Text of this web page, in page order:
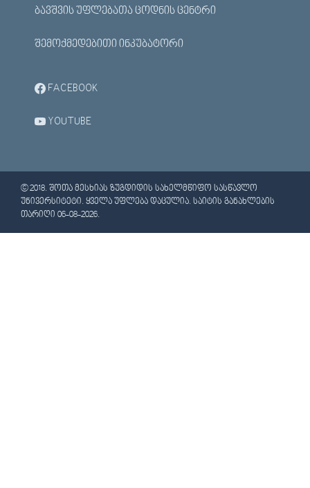
ᲑᲐᲕᲨᲕᲘᲡ ᲣᲤᲚᲔᲑᲐᲗᲐ ᲪᲝᲓᲜᲘᲡ ᲪᲔᲜᲢᲠᲘ
ᲨᲔᲛᲝᲥᲛᲔᲓᲔᲑᲘᲗᲘ ᲘᲜᲙᲣᲑᲐᲢᲝᲠᲘ
FACEBOOK
YOUTUBE
© 2018. ᲨᲝᲗᲐ ᲛᲔᲡᲮᲘᲐᲡ ᲖᲣᲒᲓᲘᲓᲘᲡ ᲡᲐᲮᲔᲚᲛᲬᲘᲤᲝ ᲡᲐᲡᲬᲐᲕᲚᲝ
ᲣᲜᲘᲕᲔᲠᲡᲘᲢᲔᲢᲘ. ᲧᲕᲔᲚᲐ ᲣᲤᲚᲔᲑᲐ ᲓᲐᲪᲣᲚᲘᲐ. ᲡᲐᲘᲢᲘᲡ ᲒᲐᲜᲐᲮᲚᲔᲑᲘᲡ
ᲗᲐᲠᲘᲦᲘ 06-08-2026.